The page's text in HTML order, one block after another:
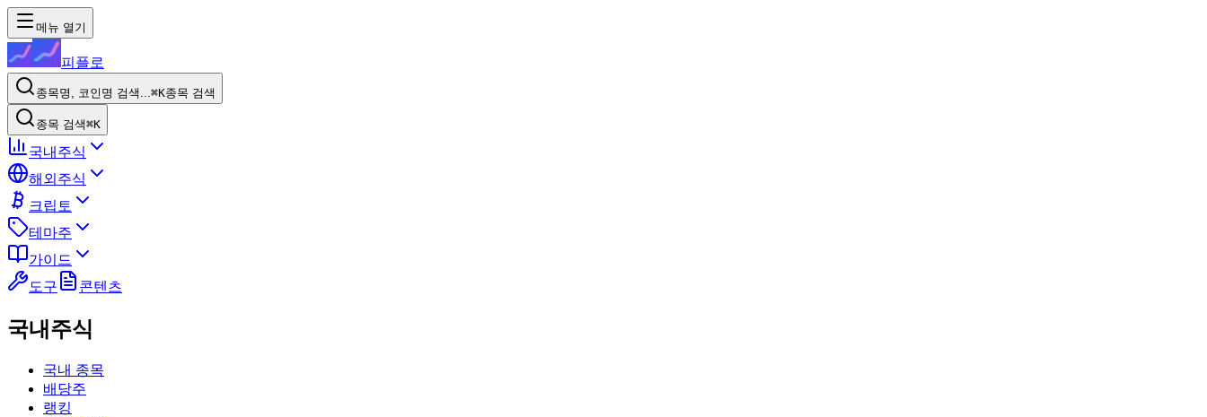
메뉴 열기
피플로
종목명, 코인명 검색...⌘K종목 검색
종목 검색⌘K
국내주식
해외주식
크립토
테마주
가이드
도구
콘텐츠
국내주식
국내 종목
배당주
랭킹